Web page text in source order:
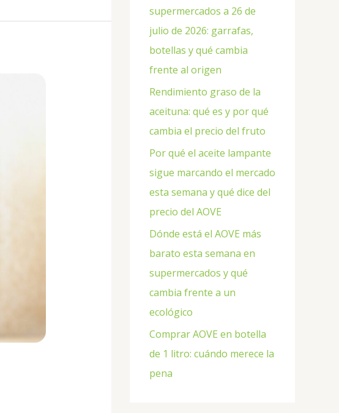
supermercados a 26 de
julio de 2026: garrafas,
botellas y qué cambia
frente al origen
Rendimiento graso de la
aceituna: qué es y por qué
cambia el precio del fruto
Por qué el aceite lampante
sigue marcando el mercado
esta semana y qué dice del
precio del AOVE
Dónde está el AOVE más
barato esta semana en
supermercados y qué
cambia frente a un
ecológico
Comprar AOVE en botella
de 1 litro: cuándo merece la
pena